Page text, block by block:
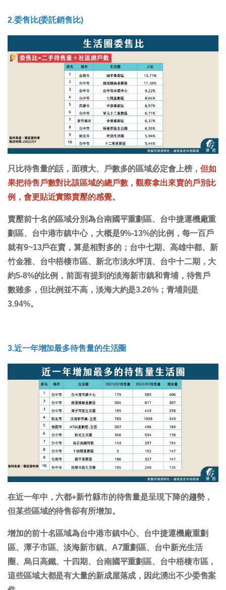
2.委售比(委託銷售比)
只比待售量的話，面積大、戶數多的區域必定會上榜， 但如
果把待售戶數對比該區域的總戶數，觀察拿出來賣的戶別比
例，會更貼近實際賣壓的感覺。
賣壓前十名的區域分別為台南國平重劃區、台中捷運機廠重
劃區、台中港市鎮中心，大概是9%-13%的比例，每一百戶
就有9~13戶在賣，算是相對多的；台中七期、高雄中都、新
竹金雅、台中梧棲市區、新北市淡水坪頂、台中十二期，大
約5-8%的比例，前面有提到的淡海新市鎮和青埔，待售戶
數雖多，但比例並不高，淡海大約是3.26%；青埔則是
3.94%。
3.近一年增加最多待售量的生活圈
在近一年中，六都+新竹縣市的待售量是呈現下降的趨勢，
但某些區域的待售卻有所增加。
增加的前十名區域為台中港市鎮中心、台中捷運機廠重劃
區、潭子市區、淡海新市鎮、A7重劃區、台中新光生活
圈、烏日高鐵、十四期、台南國平重劃區、台中梧棲市區，
這些區域大都是有大量的新成屋落成，因此湧出不少委售案